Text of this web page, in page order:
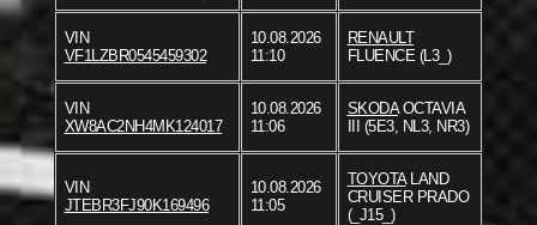
VIN
VF1LZBR0545459302
10.08.2026
11:10
RENAULT
FLUENCE (L3_)
VIN
XW8AC2NH4MK124017
10.08.2026
11:06
SKODAOCTAVIA
III (5E3, NL3, NR3)
VIN
JTEBR3FJ90K169496
10.08.2026
11:05
TOYOTALAND
CRUISER PRADO
(_J15_)